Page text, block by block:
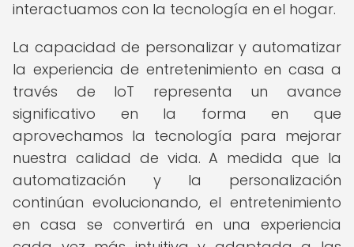
interactuamos con la tecnología en el hogar.
La capacidad de personalizar y automatizar
la experiencia de entretenimiento en casa a
través de IoT representa un avance
significativo en la forma en que
aprovechamos la tecnología para mejorar
nuestra calidad de vida. A medida que la
automatización y la personalización
continúan evolucionando, el entretenimiento
en casa se convertirá en una experiencia